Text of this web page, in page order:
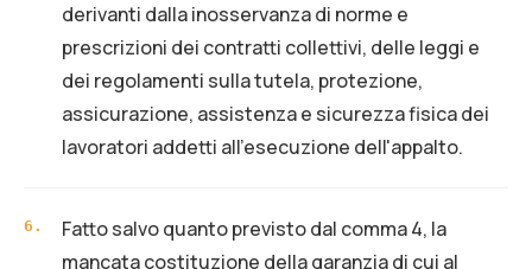
derivanti dalla inosservanza di norme e
prescrizioni dei contratti collettivi, delle leggi e
dei regolamenti sulla tutela, protezione,
assicurazione, assistenza e sicurezza fisica dei
lavoratori addetti all'esecuzione dell'appalto.
6 .
Fatto salvo quanto previsto dal comma 4, la
mancata costituzione della garanzia di cui al